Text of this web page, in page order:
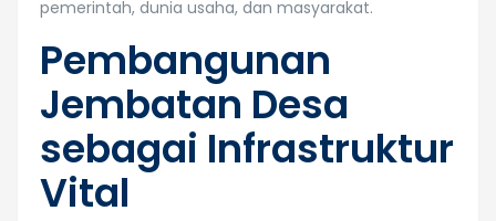
pemerintah, dunia usaha, dan masyarakat.
Pembangunan
Jembatan Desa
sebagai Infrastruktur
Vital